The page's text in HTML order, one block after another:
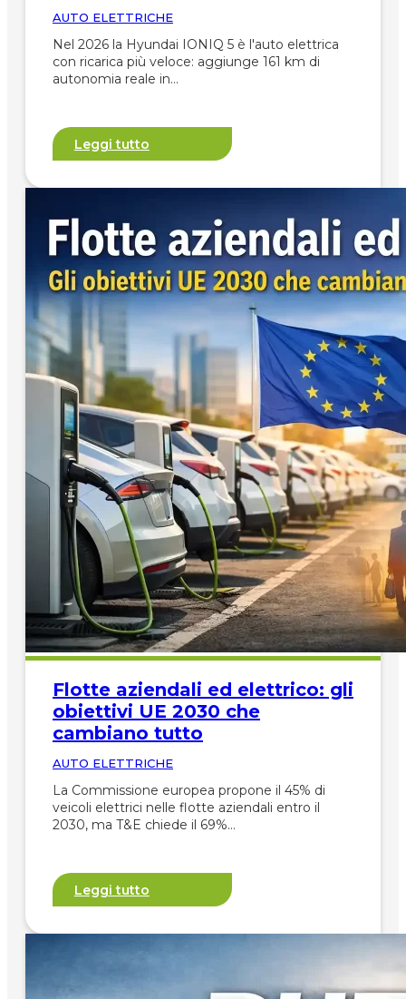
AUTO ELETTRICHE
Nel 2026 la Hyundai IONIQ 5 è l'auto elettrica
con ricarica più veloce: aggiunge 161 km di
autonomia reale in…
Leggi tutto
Flotte aziendali ed elettrico: gli
obiettivi UE 2030 che
cambiano tutto
AUTO ELETTRICHE
La Commissione europea propone il 45% di
veicoli elettrici nelle flotte aziendali entro il
2030, ma T&E chiede il 69%…
Leggi tutto